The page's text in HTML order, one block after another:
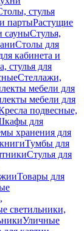
стулья
партыРастущие
сауныСтулья,
Столы для
кабинета и
стулья для
Стеллажи,
мебели для
мебели для
подвесные,
для
хранения для
Тумбы для
Стулья для
Товары для
светильники,
Уличные